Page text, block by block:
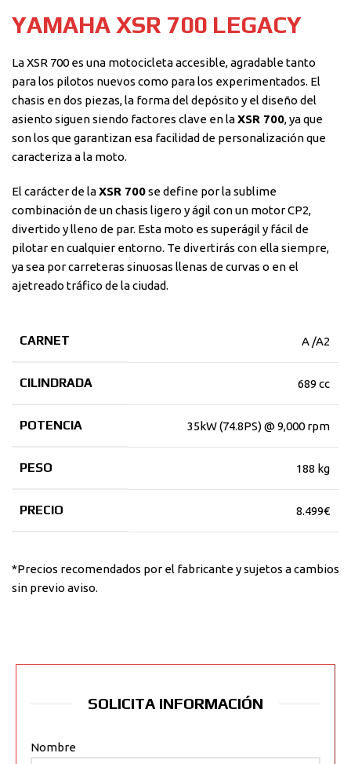
YAMAHA XSR 700 LEGACY
La XSR 700 es una motocicleta accesible, agradable tanto
para los pilotos nuevos como para los experimentados. El
chasis en dos piezas, la forma del depósito y el diseño del
asiento siguen siendo factores clave en laXSR 700, ya que
son los que garantizan esa facilidad de personalización que
caracteriza a la moto.
El carácter de laXSR 700se define por la sublime
combinación de un chasis ligero y ágil con un motor CP2,
divertido y lleno de par. Esta moto es superágil y fácil de
pilotar en cualquier entorno. Te divertirás con ella siempre,
ya sea por carreteras sinuosas llenas de curvas o en el
ajetreado tráfico de la ciudad.
CARNET A /A2
CILINDRADA 689 cc
POTENCIA 35kW (74.8PS) @ 9,000 rpm
PESO 188 kg
PRECIO 8.499€
*Precios recomendados por el fabricante y sujetos a cambios
sin previo aviso.
SOLICITA INFORMACIÓN
Nombre